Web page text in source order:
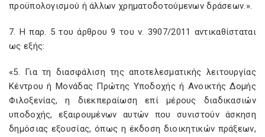
προϋπολογισμού ή άλλων χρηματοδοτούμενων δράσεων.».
7. Η παρ. 5 του άρθρου 9 του ν. 3907/2011 αντικαθίσταται
ως εξής:
«5. Για τη διασφάλιση της αποτελεσματικής λειτουργίας
Κέντρου ή Μονάδας Πρώτης Υποδοχής ή Ανοικτής Δομής
Φιλοξενίας, η διεκπεραίωση επί μέρους διαδικασιών
υποδοχής, εξαιρουμένων αυτών που συνιστούν άσκηση
δημόσιας εξουσίας, όπως η έκδοση διοικητικών πράξεων,